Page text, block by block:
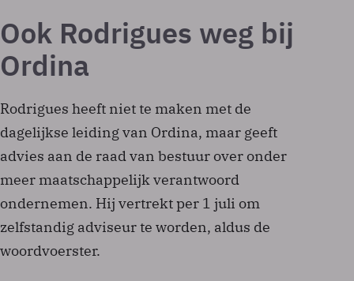
Ook Rodrigues weg bij
Ordina
Rodrigues heeft niet te maken met de
dagelijkse leiding van Ordina, maar geeft
advies aan de raad van bestuur over onder
meer maatschappelijk verantwoord
ondernemen. Hij vertrekt per 1 juli om
zelfstandig adviseur te worden, aldus de
woordvoerster.